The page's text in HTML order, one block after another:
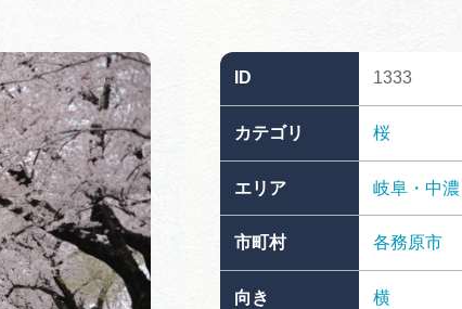
岐阜県アウトドア観
ペーン
ID 1333
カテゴリ 桜
エリア 岐阜・中濃
市町村 各務原市
向き 横